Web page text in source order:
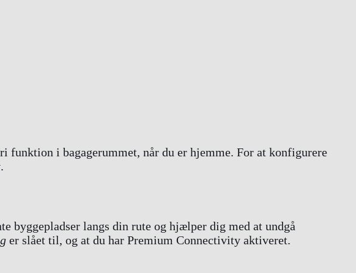
funktion i bagagerummet, når du er hjemme. For at konfigurere
.
byggepladser langs din rute og hjælper dig med at undgå
er slået til, og at du har Premium Connectivity aktiveret.